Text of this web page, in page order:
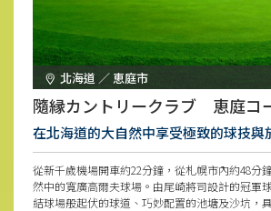
北海道 ／ 恵庭市
隨縁カントリークラブ 恵庭コ
在北海道的大自然中享受極致的球技與
從新千歲機場開車約22分鐘，從札幌市內約48分
然中的寬廣高爾夫球場。由尾崎將司設計的冠軍
結球場般起伏的球道、巧妙配置的池塘及沙坑，